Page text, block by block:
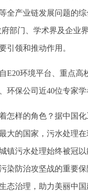
全产业链发展问题的
部门、学术界及企业
引领和推动作用。
环境平台、重点高
环保公司近40位专家学
样的角色？据中国化
大的国家，污水处理
镇污水处理始终被冠
染防治攻坚战的重要
态治理，助力美丽中国